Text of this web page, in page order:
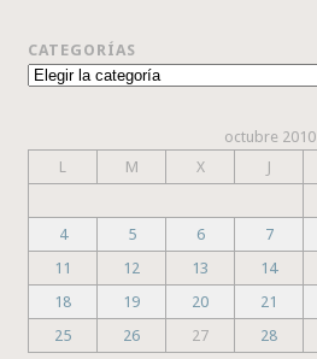
CATEGORÍAS
Categorías
octubre 2010
L
M X J
4
5 6 7
11
12 13 14
18
19 20 21
25
26 27 28